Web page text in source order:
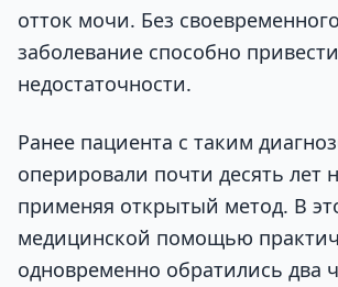
отток мочи. Без
заболевание способно
недостаточности.
Ранее пациента с таким
оперировали почти десять лет
применяя открытый метод. В
медицинской помощью
одновременно обратились два